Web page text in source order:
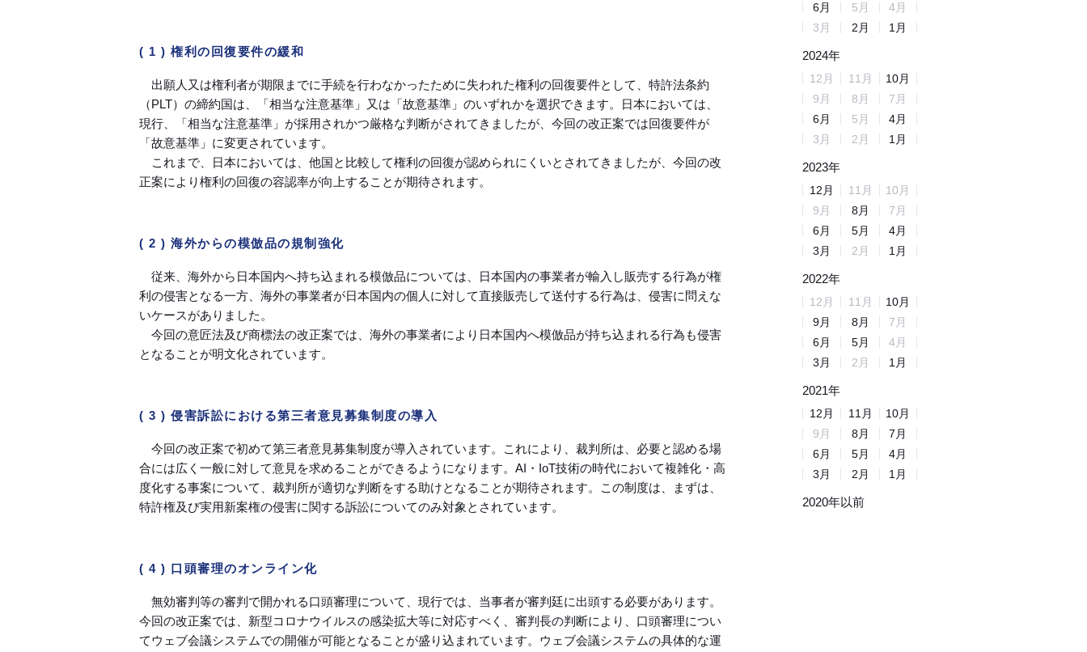
( 1 ) 権利の回復要件の緩和
出願人又は権利者が期限までに手続を行わなかったために失われた権利の回復要件として、特許法条約
（PLT）の締約国は、「相当な注意基準」又は「故意基準」のいずれかを選択できます。日本においては、
現行、「相当な注意基準」が採用されかつ厳格な判断がされてきましたが、今回の改正案では回復要件が
「故意基準」に変更されています。
これまで、日本においては、他国と比較して権利の回復が認められにくいとされてきましたが、今回の改
正案により権利の回復の容認率が向上することが期待されます。
( 2 ) 海外からの模倣品の規制強化
従来、海外から日本国内へ持ち込まれる模倣品については、日本国内の事業者が輸入し販売する行為が権
利の侵害となる一方、海外の事業者が日本国内の個人に対して直接販売して送付する行為は、侵害に問えな
いケースがありました。
今回の意匠法及び商標法の改正案では、海外の事業者により日本国内へ模倣品が持ち込まれる行為も侵害
となることが明文化されています。
( 3 ) 侵害訴訟における第三者意見募集制度の導入
今回の改正案で初めて第三者意見募集制度が導入されています。これにより、裁判所は、必要と認める場
合には広く一般に対して意見を求めることができるようになります。AI・IoT技術の時代において複雑化・高
度化する事案について、裁判所が適切な判断をする助けとなることが期待されます。この制度は、まずは、
特許権及び実用新案権の侵害に関する訴訟についてのみ対象とされています。
( 4 ) 口頭審理のオンライン化
無効審判等の審判で開かれる口頭審理について、現行では、当事者が審判廷に出頭する必要があります。
今回の改正案では、新型コロナウイルスの感染拡大等に対応すべく、審判長の判断により、口頭審理につい
てウェブ会議システムでの開催が可能となることが盛り込まれています。ウェブ会議システムの具体的な運
6月 5 月 4月
3 月 2 月 1 月
2024年
12 月 11 月 10月
9 月 8 月 7 月
6月 5 月 4月
3 月 2 月 1 月
2023年
12 月 11 月 10 月
9 月 8 月 7 月
6月 5月 4月
3 月 2 月 1 月
2022年
12 月 11 月 10月
9月 8 月 7 月
6月 5月 4月
3 月 2 月 1 月
2021年
12 月 11 月 10月
9 月 8 月 7 月
6月 5月 4月
3 月 2 月 1 月
2020年以前